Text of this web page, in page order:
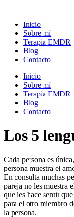
Inicio
Sobre mí
Terapia EMDR
Blog
Contacto
Inicio
Sobre mí
Terapia EMDR
Blog
Contacto
Los 5
Cada persona es
persona muestra el
En consulta muchas
pareja no les muestra
que les hace sentir
para el otro miembro
la persona.